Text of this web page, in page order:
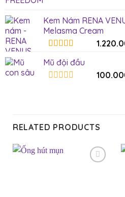
Kem Nám RENA
Melasma Cream
out of 5
Mũ đội đầu
RELATED PRODUCTS